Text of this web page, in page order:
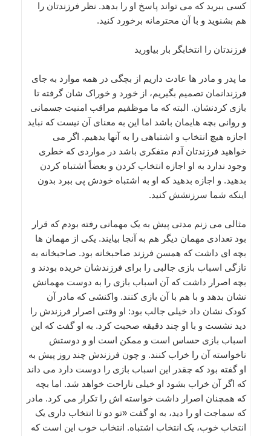
کسی ببرید که می تواند پاسخ او را بدهد. نظر فرزندتان را
هم بشنوید و با آن محترمانه برخورد کنید.
فرزندتان را انتخابگر بار بیاورید
ما پدر و مادر ها عادت داریم از بچگی در همه موارد به جای
فرزندانمان تصمیم بگیریم، از خورد و خوراک شان گرفته تا
بازی کردنشان. البته که ما موظفیم مراقب امنیت جسمانی
و روانی بچه هایمان باشد اما این به معنای آن نیست که نباید
اجازه هیچ انتخاب و اشتباهی را به آنها بدهیم. اگر می
خواهید فرزندتان آدم متفکری باشد در مواردی که خطری
وجود ندارد به او اجازه انتخاب کردن و بعضاً اشتباه کردن
بدهید. و اجازه بدهید که او به اشتباه خودش پی ببرد بدون
اینکه شما سرزنشش کنید.
مثالی می زنم مدتی پیش به یک مهمانی رفته بودم که قرار
بود تعدادی مهمان دیگر هم به آنجا بیایند. یکی از مهمان ها
بچه ای داشت که همسن فرزند صاحبخانه بود. صاحبخانه به
تازگی اسباب بازی جالبی را برای فرزندشان خریده بودند و
بچه اصرار داشت که آن اسباب بازی را به دوست مهمانش
نشان بدهد و با هم با آن بازی کنند. واکنشی که مادر آن
کودک نشان داد خیلی جالب بود: او وقتی اصرار فرزندش را
دید نشست و با او چند دقیقه صحبت کرد. به او گفت که این
اسباب بازی حساس است و ممکن است او و دوستش
ناخواسته آن را خراب کنند. و چون فرزندش چند روز پیش به
او گفته بود که چقدر این اسباب بازی را دوست دارد می داند
که اگر آن خراب بشود او خیلی ناراحت خواهد شد. اما بچه
که همچنان اصرار داشت خواسته اش را تکرار می کرد. مادر
که سماجت او را دید، به او گفت «تو دو تا انتخاب داری یک
انتخاب خوب، یک انتخاب اشتباه. انتخاب خوب این است که